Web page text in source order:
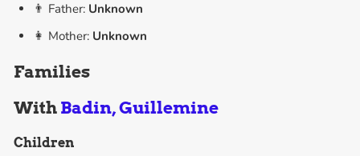
👨 Father: Unknown
👩 Mother: Unknown
Families
With Badin, Guillemine
Children